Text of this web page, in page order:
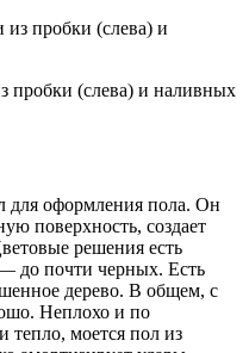
пробки (слева) и наливных
оформления пола. Он
поверхность, создает
решения есть
до почти черных. Есть
дерево. В общем, с
Неплохо и по
моется пол из